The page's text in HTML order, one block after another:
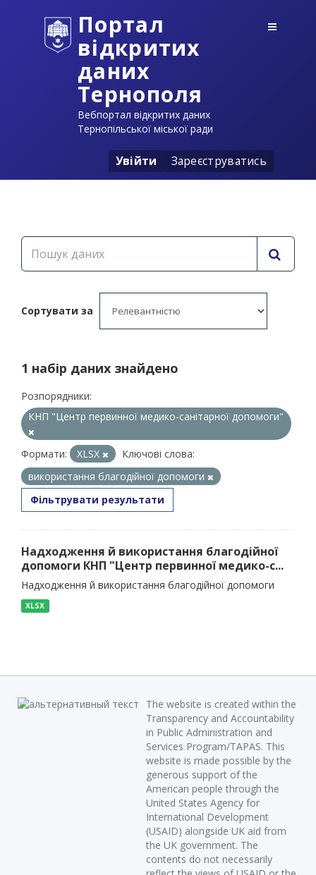
Портал
відкритих
даних
Тернополя
Вебпортал відкритих даних
Тернопільської міської ради
Увійти Зареєструватись
Сортувати за
1 набір даних знайдено
Розпорядники:
КНП "Центр первинної медико-санітарної допомоги"
Формати: XLSX
Ключові слова:
використання благодійної допомоги
Фільтрувати результати
Надходження й використання благодійної
допомоги КНП "Центр первинної медико-с...
Надходження й використання благодійної допомоги
XLSX
The website is created within the
Transparency and Accountability
in Public Administration and
Services Program/TAPAS. This
website is made possible by the
generous support of the
American people through the
United States Agency for
International Development
(USAID) alongside UK aid from
the UK government. The
contents do not necessarily